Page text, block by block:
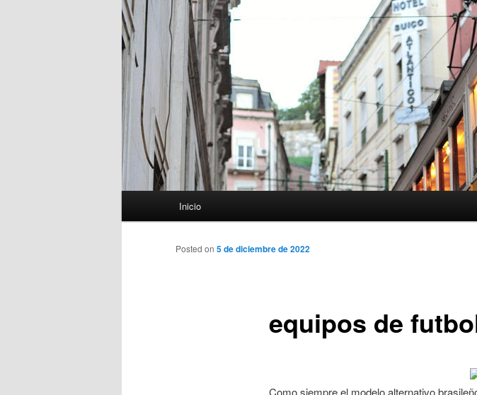
Inicio
equipos de
Posted on 5 de diciembre de 2022
Como siempre el modelo alternativo